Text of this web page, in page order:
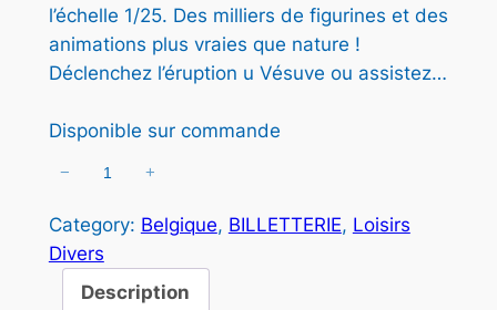
O
n
i
i
a
l
t
c
t
e
e
l’échelle 1/25. Des milliers de figurines et des
animations plus vraies que nature !
Déclenchez l’éruption u Vésuve ou assistez…
Disponible sur commande
a
n
− +
Category: Belgique, BILLETTERIE, Loisirs
Divers
Description